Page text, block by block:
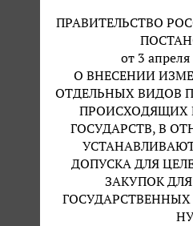
ПРАВИТЕЛЬСТВО
от 3 апреля
О ВНЕСЕНИИ
ОТДЕЛЬНЫХ ВИДОВ
ПРОИСХОДЯЩИХ
ГОСУДАРСТВ, В
ДОПУСКА ДЛЯ
ЗАКУПОК